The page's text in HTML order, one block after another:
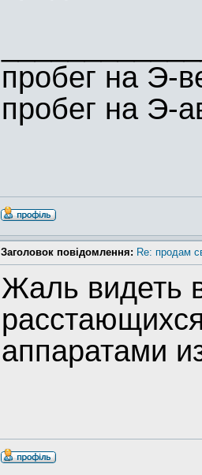
пробег на Э-
пробег на Э-
Заголовок повідомлення: Re: продам
Жаль видеть
аппаратами